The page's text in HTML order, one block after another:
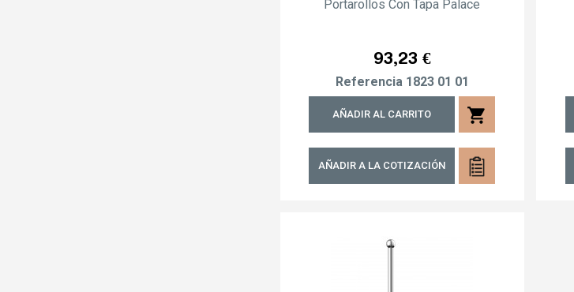
Portarollos Con Tapa Palace
Precio
93,23 €
Referencia 1823 01 01
AÑADIR AL CARRITO shopping_cart
AÑADIR A LA COTIZACIÓN